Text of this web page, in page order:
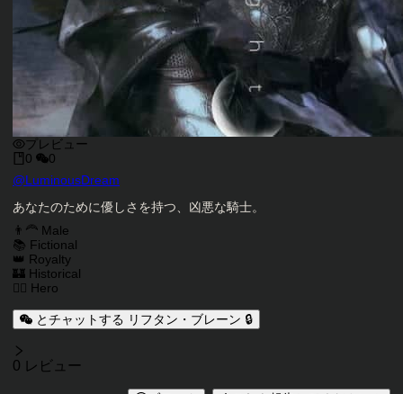
プレビュー
0
0
キャラクタークリエイター
@LuminousDream
キャラクター説明
あなたのために優しさを持つ、凶悪な騎士。
キャラクタータグ
👨‍🦰 Male
📚 Fictional
👑 Royalty
🏰 Historical
🦸‍♂️ Hero
とチャットする リフタン・ブレーン 🔒
レビュー
0 レビュー